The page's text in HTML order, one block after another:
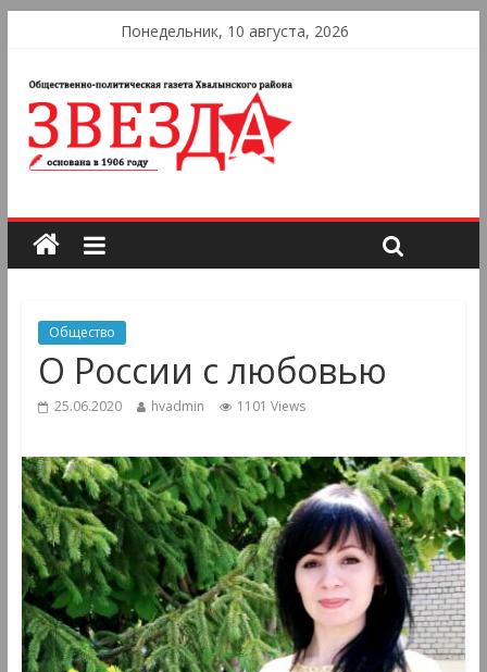
Понедельник, 10 августа, 2026
Общество
О России с любовью
25.06.2020 hvadmin 1101 Views